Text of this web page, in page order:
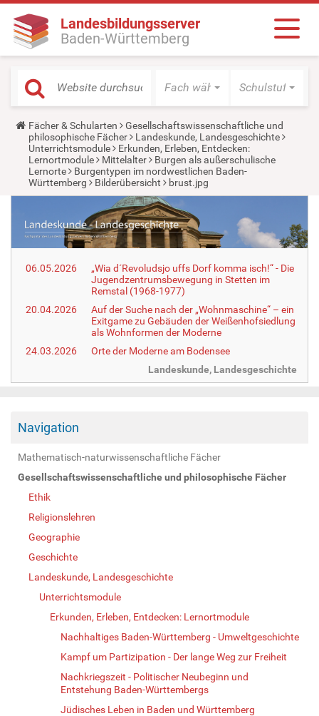
Landesbildungsserver
Baden-Württemberg
Fach wählen Schulstufe
Y
o
u
a
r
e
h
e
:
Fächer & Schularten
Gesellschaftswissenschaftliche und
philosophische Fächer
Landeskunde, Landesgeschichte
Unterrichtsmodule
Erkunden, Erleben, Entdecken:
Lernortmodule
Mittelalter
Burgen als außerschulische
Lernorte
Burgentypen im nordwestlichen Baden-
Württemberg
Bilderübersicht brust.jpg
06.05.2026
„Wia d´Revoludsjo uffs Dorf komma isch!“ - Die
Jugendzentrumsbewegung in Stetten im
Remstal (1968-1977)
20.04.2026
Auf der Suche nach der „Wohnmaschine“ – ein
Exitgame zu Gebäuden der Weißenhofsiedlung
als Wohnformen der Moderne
24.03.2026
Orte der Moderne am Bodensee
Landeskunde, Landesgeschichte
Navigation
Mathematisch-naturwissenschaftliche Fächer
Gesellschaftswissenschaftliche und philosophische Fächer
Ethik
Religionslehren
Geographie
Geschichte
Landeskunde, Landesgeschichte
Unterrichtsmodule
Erkunden, Erleben, Entdecken: Lernortmodule
Nachhaltiges Baden-Württemberg - Umweltgeschichte
Kampf um Partizipation - Der lange Weg zur Freiheit
Nachkriegszeit - Politischer Neubeginn und
Entstehung Baden-Württembergs
Jüdisches Leben in Baden und Württemberg